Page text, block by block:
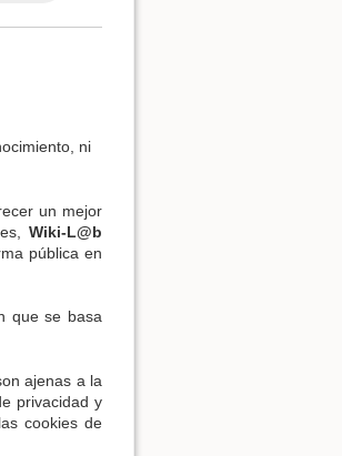
ni
un mejor
Wiki-L@b
pública en
que se basa
ajenas a la
privacidad y
cookies de